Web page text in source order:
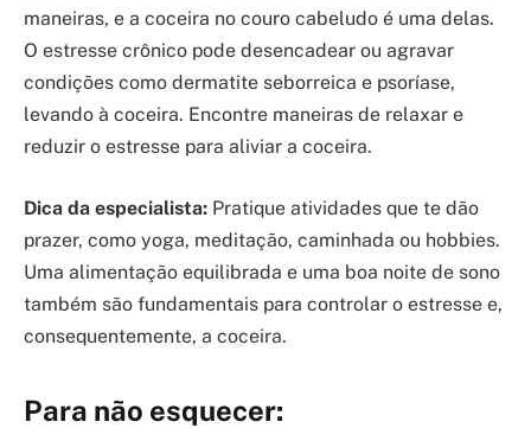
maneiras, e a coceira no couro cabeludo é uma delas.
O estresse crônico pode desencadear ou agravar
condições como dermatite seborreica e psoríase,
levando à coceira. Encontre maneiras de relaxar e
reduzir o estresse para aliviar a coceira.
Dica da especialista: Pratique atividades que te dão
prazer, como yoga, meditação, caminhada ou hobbies.
Uma alimentação equilibrada e uma boa noite de sono
também são fundamentais para controlar o estresse e,
consequentemente, a coceira.
Para não esquecer: